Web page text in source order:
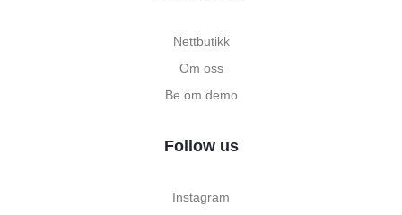
Nettbutikk
Om oss
Be om demo
Follow us
Instagram